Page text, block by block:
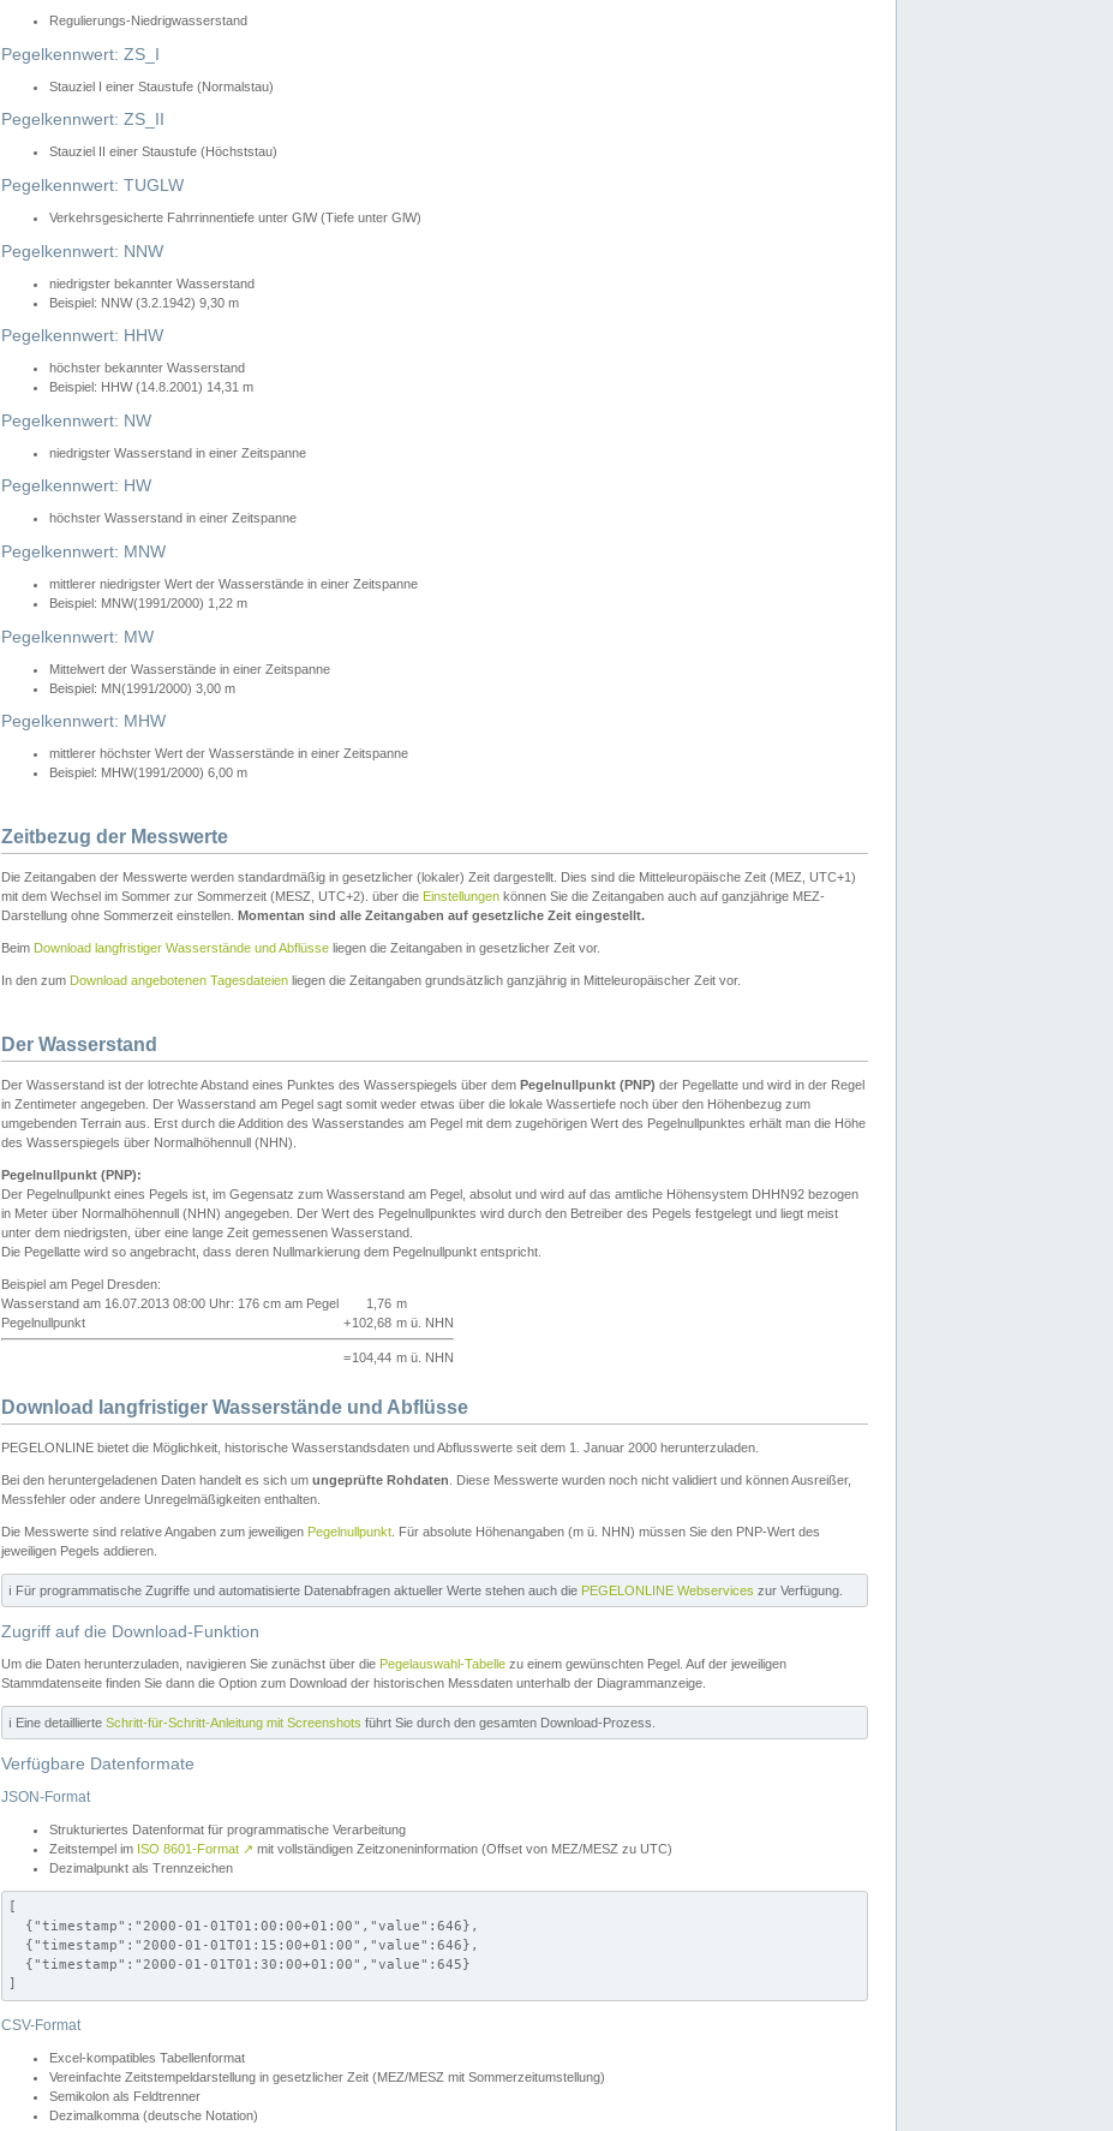
Regulierungs-Niedrigwasserstand
Pegelkennwert: ZS_I
Stauziel I einer Staustufe (Normalstau)
Pegelkennwert: ZS_II
Stauziel II einer Staustufe (Höchststau)
Pegelkennwert: TUGLW
Verkehrsgesicherte Fahrrinnentiefe unter GlW (Tiefe unter GlW)
Pegelkennwert: NNW
niedrigster bekannter Wasserstand
Beispiel: NNW (3.2.1942) 9,30 m
Pegelkennwert: HHW
höchster bekannter Wasserstand
Beispiel: HHW (14.8.2001) 14,31 m
Pegelkennwert: NW
niedrigster Wasserstand in einer Zeitspanne
Pegelkennwert: HW
höchster Wasserstand in einer Zeitspanne
Pegelkennwert: MNW
mittlerer niedrigster Wert der Wasserstände in einer Zeitspanne
Beispiel: MNW(1991/2000) 1,22 m
Pegelkennwert: MW
Mittelwert der Wasserstände in einer Zeitspanne
Beispiel: MN(1991/2000) 3,00 m
Pegelkennwert: MHW
mittlerer höchster Wert der Wasserstände in einer Zeitspanne
Beispiel: MHW(1991/2000) 6,00 m
Zeitbezug der Messwerte
Die Zeitangaben der Messwerte werden standardmäßig in gesetzlicher (lokaler) Zeit dargestellt. Dies sind die Mitteleuropäische Zeit (MEZ, UTC+1)
mit dem Wechsel im Sommer zur Sommerzeit (MESZ, UTC+2). über die Einstellungen können Sie die Zeitangaben auch auf ganzjährige MEZ-
Darstellung ohne Sommerzeit einstellen. Momentan sind alle Zeitangaben auf gesetzliche Zeit eingestellt.
Beim Download langfristiger Wasserstände und Abflüsse liegen die Zeitangaben in gesetzlicher Zeit vor.
In den zum Download angebotenen Tagesdateien liegen die Zeitangaben grundsätzlich ganzjährig in Mitteleuropäischer Zeit vor.
Der Wasserstand
Der Wasserstand ist der lotrechte Abstand eines Punktes des Wasserspiegels über dem Pegelnullpunkt (PNP) der Pegellatte und wird in der Regel
in Zentimeter angegeben. Der Wasserstand am Pegel sagt somit weder etwas über die lokale Wassertiefe noch über den Höhenbezug zum
umgebenden Terrain aus. Erst durch die Addition des Wasserstandes am Pegel mit dem zugehörigen Wert des Pegelnullpunktes erhält man die Höhe
des Wasserspiegels über Normalhöhennull (NHN).
Pegelnullpunkt (PNP):
Der Pegelnullpunkt eines Pegels ist, im Gegensatz zum Wasserstand am Pegel, absolut und wird auf das amtliche Höhensystem DHHN92 bezogen
in Meter über Normalhöhennull (NHN) angegeben. Der Wert des Pegelnullpunktes wird durch den Betreiber des Pegels festgelegt und liegt meist
unter dem niedrigsten, über eine lange Zeit gemessenen Wasserstand.
Die Pegellatte wird so angebracht, dass deren Nullmarkierung dem Pegelnullpunkt entspricht.
Beispiel am Pegel Dresden:
Wasserstand am 16.07.2013 08:00 Uhr: 176 cm am Pegel
1,76 m
Pegelnullpunkt
+102,68 m ü. NHN
=104,44 m ü. NHN
Download langfristiger Wasserstände und Abflüsse
PEGELONLINE bietet die Möglichkeit, historische Wasserstandsdaten und Abflusswerte seit dem 1. Januar 2000 herunterzuladen.
Bei den heruntergeladenen Daten handelt es sich um ungeprüfte Rohdaten . Diese Messwerte wurden noch nicht validiert und können Ausreißer,
Messfehler oder andere Unregelmäßigkeiten enthalten.
Die Messwerte sind relative Angaben zum jeweiligen Pegelnullpunkt . Für absolute Höhenangaben (m ü. NHN) müssen Sie den PNP-Wert des
jeweiligen Pegels addieren.
ℹ️ Für programmatische Zugriffe und automatisierte Datenabfragen aktueller Werte stehen auch die PEGELONLINE Webservices zur Verfügung.
Zugriff auf die Download-Funktion
Um die Daten herunterzuladen, navigieren Sie zunächst über die Pegelauswahl-Tabelle zu einem gewünschten Pegel. Auf der jeweiligen
Stammdatenseite finden Sie dann die Option zum Download der historischen Messdaten unterhalb der Diagrammanzeige.
ℹ️ Eine detaillierte Schritt-für-Schritt-Anleitung mit Screenshots führt Sie durch den gesamten Download-Prozess.
Verfügbare Datenformate
JSON-Format
Strukturiertes Datenformat für programmatische Verarbeitung
Zeitstempel im ISO 8601-Format ↗ mit vollständigen Zeitzoneninformation (Offset von MEZ/MESZ zu UTC)
Dezimalpunkt als Trennzeichen
[
  {"timestamp":"2000-01-01T01:00:00+01:00","value":646},
  {"timestamp":"2000-01-01T01:15:00+01:00","value":646},
  {"timestamp":"2000-01-01T01:30:00+01:00","value":645}
]
CSV-Format
Excel-kompatibles Tabellenformat
Vereinfachte Zeitstempeldarstellung in gesetzlicher Zeit (MEZ/MESZ mit Sommerzeitumstellung)
Semikolon als Feldtrenner
Dezimalkomma (deutsche Notation)